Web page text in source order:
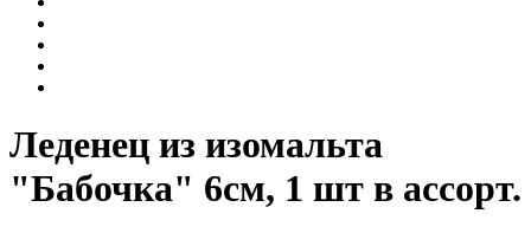
Леденец из изомальта
"Бабочка" 6см, 1 шт в ассорт.